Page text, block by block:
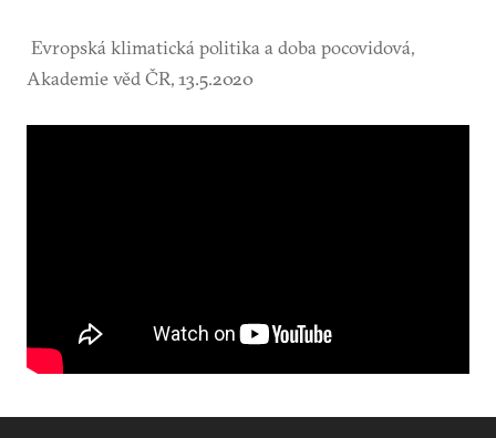
Evropská klimatická politika a doba pocovidová,
Akademie věd ČR, 13.5.2020